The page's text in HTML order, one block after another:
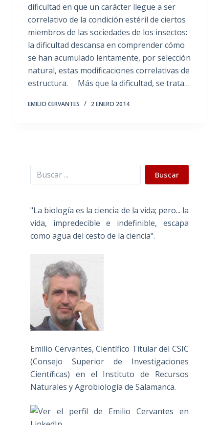
dificultad en que un carácter llegue a ser
correlativo de la condición estéril de ciertos
miembros de las sociedades de los insectos:
la dificultad descansa en comprender cómo
se han acumulado lentamente, por selección
natural, estas modificaciones correlativas de
estructura. Más que la dificultad, se trata…
EMILIO CERVANTES 2 ENERO 2014
Buscar Buscar
"La biología es la ciencia de la vida; pero... la
vida, impredecible e indefinible, escapa
como agua del cesto de la ciencia".
Emilio Cervantes, Científico Titular del CSIC
(Consejo Superior de Investigaciones
Científicas) en el Instituto de Recursos
Naturales y Agrobiología de Salamanca.